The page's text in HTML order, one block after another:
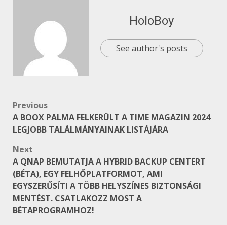
HoloBoy
See author's posts
Post
navigation
Previous
A BOOX PALMA FELKERÜLT A TIME MAGAZIN 2024
LEGJOBB TALÁLMÁNYAINAK LISTÁJÁRA
Next
A QNAP BEMUTATJA A HYBRID BACKUP CENTERT
(BÉTA), EGY FELHŐPLATFORMOT, AMI
EGYSZERŰSÍTI A TÖBB HELYSZÍNES BIZTONSÁGI
MENTÉST. CSATLAKOZZ MOST A
BÉTAPROGRAMHOZ!